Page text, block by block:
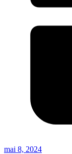
mai 8, 2024